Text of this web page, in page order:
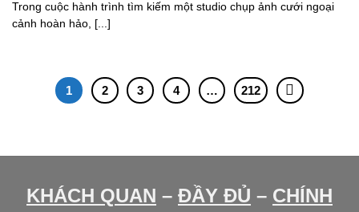
Trong cuộc hành trình tìm kiếm một studio chụp ảnh cưới ngoại
cảnh hoàn hảo, [...]
1 2 3 4 … 212
KHÁCH QUAN – ĐẦY ĐỦ – CHÍNH